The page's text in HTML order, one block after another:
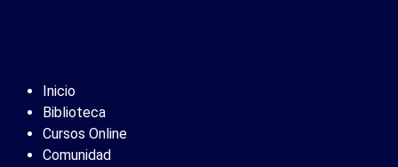
Inicio
Biblioteca
Cursos Online
Comunidad